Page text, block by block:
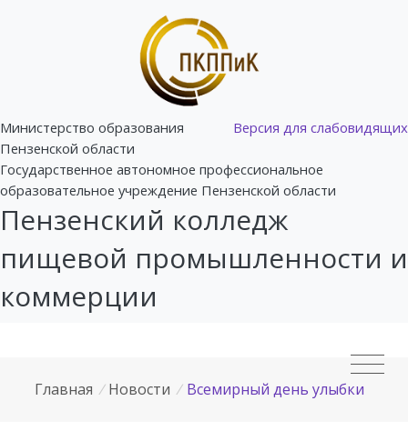
Версия для слабовидящих
Министерство образования
Пензенской области
Государственное автономное профессиональное
образовательное учреждение Пензенской области
Пензенский колледж
пищевой промышленности и
коммерции
Главная / Новости / Всемирный день улыбки